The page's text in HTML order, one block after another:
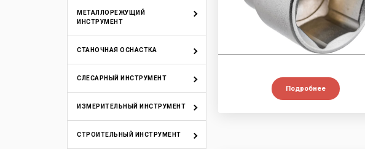
МЕТАЛЛОРЕЖУЩИЙ
ИНСТРУМЕНТ
СТАНОЧНАЯ ОСНАСТКА
СЛЕСАРНЫЙ ИНСТРУМЕНТ
ИЗМЕРИТЕЛЬНЫЙ ИНСТРУМЕНТ
СТРОИТЕЛЬНЫЙ ИНСТРУМЕНТ
Подробнее